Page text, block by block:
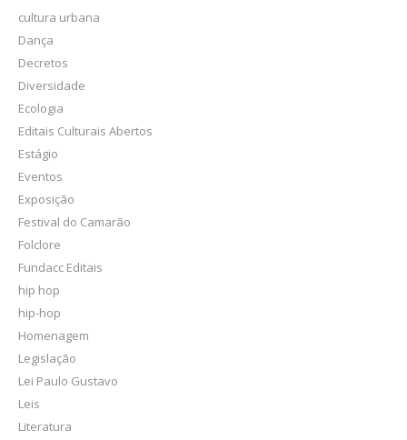
cultura urbana
Dança
Decretos
Diversidade
Ecologia
Editais Culturais Abertos
Estágio
Eventos
Exposição
Festival do Camarão
Folclore
Fundacc Editais
hip hop
hip-hop
Homenagem
Legislação
Lei Paulo Gustavo
Leis
Literatura